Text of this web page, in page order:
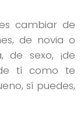
cambiar de
de novia o
de sexo, ¡de
tí como te
sí puedes,